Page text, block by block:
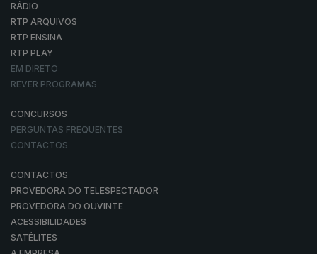
RÁDIO
RTP ARQUIVOS
RTP ENSINA
RTP PLAY
EM DIRETO
REVER PROGRAMAS
CONCURSOS
PERGUNTAS FREQUENTES
CONTACTOS
CONTACTOS
PROVEDORA DO TELESPECTADOR
PROVEDORA DO OUVINTE
ACESSIBILIDADES
SATÉLITES